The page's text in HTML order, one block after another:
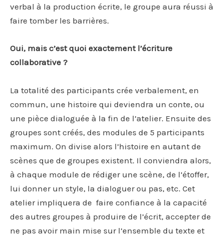
verbal à la production écrite, le groupe aura réussi à
faire tomber les barrières.
Oui, mais c’est quoi exactement l’écriture
collaborative ?
La totalité des participants crée verbalement, en
commun, une histoire qui deviendra un conte, ou
une pièce dialoguée à la fin de l’atelier. Ensuite des
groupes sont créés, des modules de 5 participants
maximum. On divise alors l’histoire en autant de
scènes que de groupes existent. Il conviendra alors,
à chaque module de rédiger une scène, de l’étoffer,
lui donner un style, la dialoguer ou pas, etc. Cet
atelier impliquera de faire confiance à la capacité
des autres groupes à produire de l’écrit, accepter de
ne pas avoir main mise sur l’ensemble du texte et